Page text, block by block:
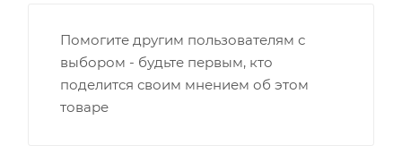
Помогите другим пользователям с
выбором - будьте первым, кто
поделится своим мнением об этом
товаре